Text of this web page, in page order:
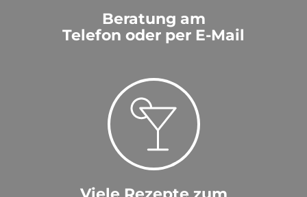
Beratung am
Telefon oder per E-Mail